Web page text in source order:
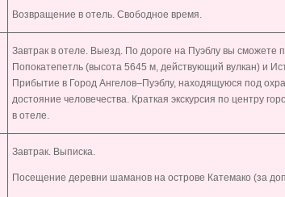
Возвращение в отель. Свободное время.
Завтрак в отеле. Выезд. По дороге на Пуэблу вы сможете
Попокатепетль (высота 5645 м, действующий вулкан) и
Прибытие в Город Ангелов–Пуэблу, находящуюся под
достояние человечества. Краткая экскурсия по центру
в отеле.
Завтрак. Выписка.
Посещение деревни шаманов на острове Катемако (за